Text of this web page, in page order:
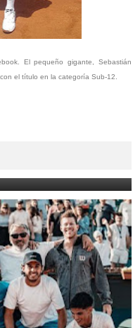
El pequeño gigante, Sebastián
el título en la categoría Sub-12.
Bolivia como visitante por
II